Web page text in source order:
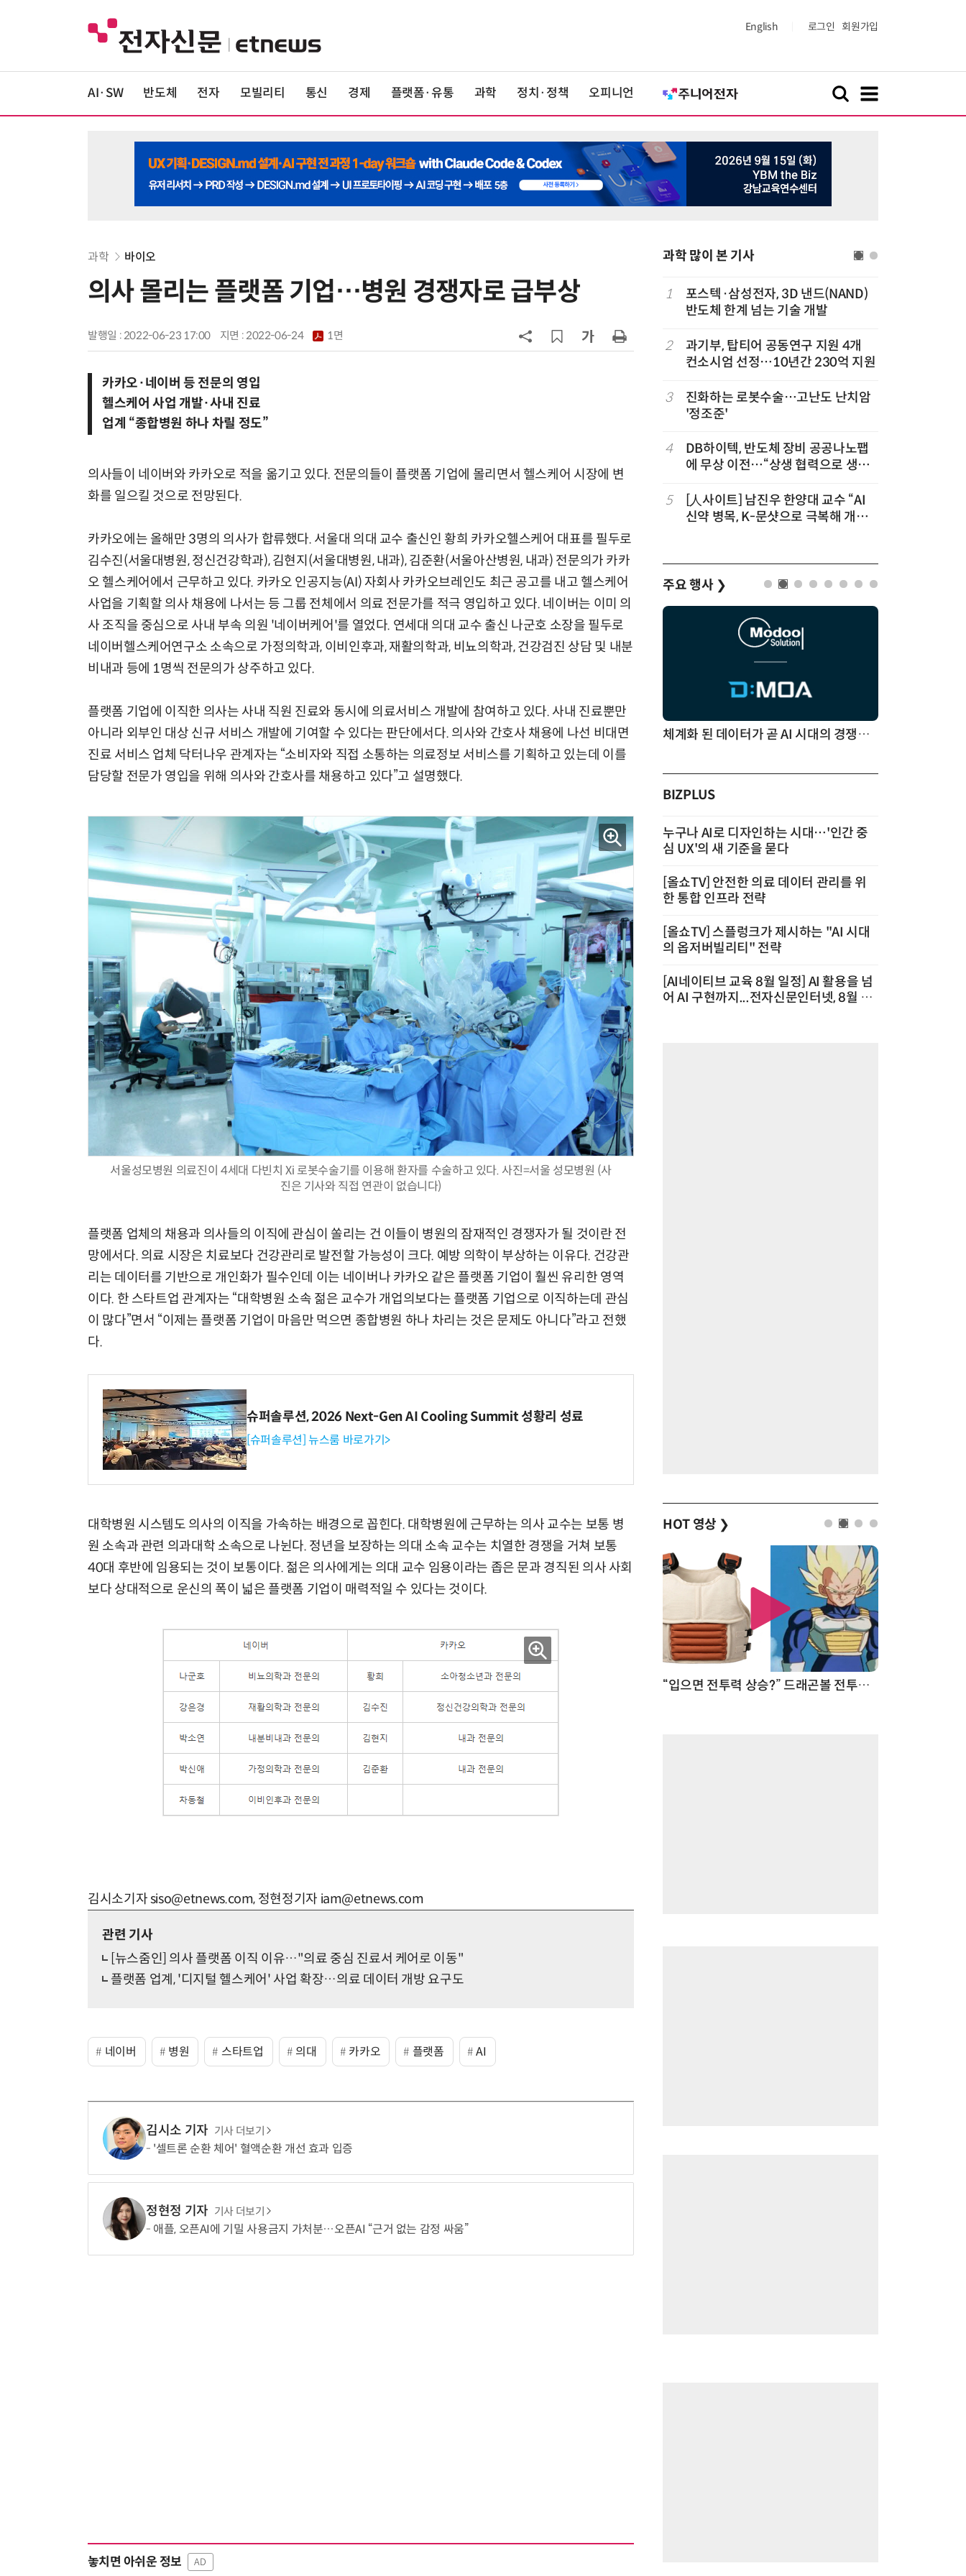
English 로그인 회원가입
AI·SW 반도체 전자 모빌리티 통신 경제 플랫폼·유통 과학 정치·정책 오피니언
과학 바이오
의사 몰리는 플랫폼 기업…병원 경쟁자로 급부상
발행일 : 2022-06-23 17:00 지면 :2022-06-24 1면
카카오·네이버 등 전문의 영입
헬스케어 사업 개발·사내 진료
업계 “종합병원 하나 차릴 정도”
의사들이 네이버와 카카오로 적을 옮기고 있다. 전문의들이 플랫폼 기업에 몰리면서 헬스케어 시장에 변
화를 일으킬 것으로 전망된다.
카카오에는 올해만 3명의 의사가 합류했다. 서울대 의대 교수 출신인 황희 카카오헬스케어 대표를 필두로
김수진(서울대병원, 정신건강학과), 김현지(서울대병원, 내과), 김준환(서울아산병원, 내과) 전문의가 카카
오 헬스케어에서 근무하고 있다. 카카오 인공지능(AI) 자회사 카카오브레인도 최근 공고를 내고 헬스케어
사업을 기획할 의사 채용에 나서는 등 그룹 전체에서 의료 전문가를 적극 영입하고 있다. 네이버는 이미 의
사 조직을 중심으로 사내 부속 의원 '네이버케어'를 열었다. 연세대 의대 교수 출신 나군호 소장을 필두로
네이버헬스케어연구소 소속으로 가정의학과, 이비인후과, 재활의학과, 비뇨의학과, 건강검진 상담 및 내분
비내과 등에 1명씩 전문의가 상주하고 있다.
플랫폼 기업에 이직한 의사는 사내 직원 진료와 동시에 의료서비스 개발에 참여하고 있다. 사내 진료뿐만
아니라 외부인 대상 신규 서비스 개발에 기여할 수 있다는 판단에서다. 의사와 간호사 채용에 나선 비대면
진료 서비스 업체 닥터나우 관계자는 “소비자와 직접 소통하는 의료정보 서비스를 기획하고 있는데 이를
담당할 전문가 영입을 위해 의사와 간호사를 채용하고 있다”고 설명했다.
서울성모병원 의료진이 4세대 다빈치 Xi 로봇수술기를 이용해 환자를 수술하고 있다. 사진=서울 성모병원 (사
진은 기사와 직접 연관이 없습니다)
플랫폼 업체의 채용과 의사들의 이직에 관심이 쏠리는 건 이들이 병원의 잠재적인 경쟁자가 될 것이란 전
망에서다. 의료 시장은 치료보다 건강관리로 발전할 가능성이 크다. 예방 의학이 부상하는 이유다. 건강관
리는 데이터를 기반으로 개인화가 필수인데 이는 네이버나 카카오 같은 플랫폼 기업이 훨씬 유리한 영역
이다. 한 스타트업 관계자는 “대학병원 소속 젊은 교수가 개업의보다는 플랫폼 기업으로 이직하는데 관심
이 많다”면서 “이제는 플랫폼 기업이 마음만 먹으면 종합병원 하나 차리는 것은 문제도 아니다”라고 전했
다.
슈퍼솔루션, 2026 Next-Gen AI Cooling Summit 성황리 성료
[슈퍼솔루션] 뉴스룸 바로가기>
대학병원 시스템도 의사의 이직을 가속하는 배경으로 꼽힌다. 대학병원에 근무하는 의사 교수는 보통 병
원 소속과 관련 의과대학 소속으로 나뉜다. 정년을 보장하는 의대 소속 교수는 치열한 경쟁을 거쳐 보통
40대 후반에 임용되는 것이 보통이다. 젊은 의사에게는 의대 교수 임용이라는 좁은 문과 경직된 의사 사회
보다 상대적으로 운신의 폭이 넓은 플랫폼 기업이 매력적일 수 있다는 것이다.
김시소기자 siso@etnews.com, 정현정기자 iam@etnews.com
관련 기사
[뉴스줌인] 의사 플랫폼 이직 이유…"의료 중심 진료서 케어로 이동"
플랫폼 업계, '디지털 헬스케어' 사업 확장…의료 데이터 개방 요구도
네이버 병원 스타트업 의대 카카오 플랫폼 AI
김시소 기자 기사 더보기
'셀트론 순환 체어' 혈액순환 개선 효과 입증
정현정 기자 기사 더보기
애플, 오픈AI에 기밀 사용금지 가처분…오픈AI “근거 없는 감정 싸움”
놓치면 아쉬운 정보 AD
과학 많이 본 기사
6
[K-과학인재 고등학생 캠프] 반도체
“내년 2기로 이어집니다”
“망막 찍자 심혈관 고위험 판정”…정
경 다루며 과학원리 체득...과학체험
제공 '주니어닥터' 현장
1
포스텍·삼성전자, 3D 낸드(NAND)
반도체 한계 넘는 기술 개발
2
과기부, 탑티어 공동연구 지원 4개
컨소시엄 선정…10년간 230억 지원
3
진화하는 로봇수술…고난도 난치암
'정조준'
4
DB하이텍, 반도체 장비 공공나노팹
에 무상 이전…“상생 협력으로 생태
5
[人사이트] 남진우 한양대 교수 “AI
신약 병목, K-문샷으로 극복해 개발
주요 행사 ❯
AI Native Enterprise를 지원하는 AI Ready Data 플랫폼 활용 전략 AI 시대의 옵저버빌리티: GPU·LLM 모니터링부터 AI 기반 장애 대응까지 체계화 된 데이터가 곧 AI 시대의 경쟁력이다
BIZPLUS
누구나 AI로 디자인하는 시대…'인간 중
심 UX'의 새 기준을 묻다
[올쇼TV] 안전한 의료 데이터 관리를 위
한 통합 인프라 전략
[올쇼TV] 스플렁크가 제시하는 "AI 시대
의 옵저버빌리티" 전략
[AI네이티브 교육 8월 일정] AI 활용을 넘
어 AI 구현까지...전자신문인터넷, 8월 실
HOT 영상 ❯
“입으면 전투력 상승?” 드래곤볼 전투복 닮은 중량조끼